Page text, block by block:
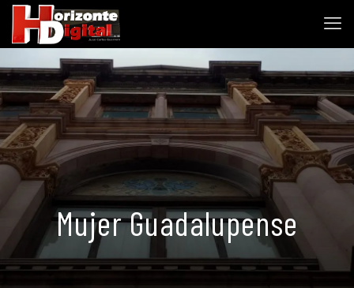
Mujer Guadalupense